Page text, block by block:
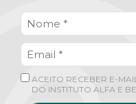
ACEITO RECEBER E-
DO INSTITUTO ALFA E